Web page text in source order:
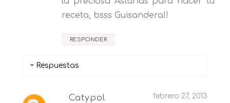
receta, bsss Guisandera!!
RESPONDER
Respuestas
Catypol febrero 27, 2013